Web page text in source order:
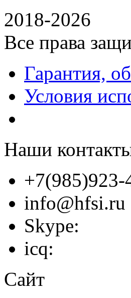
2018-2026
Все права
Гарантия,
Условия
Наши
+7(985)923-
info@hfsi.ru
Skype:
icq:
Сайт